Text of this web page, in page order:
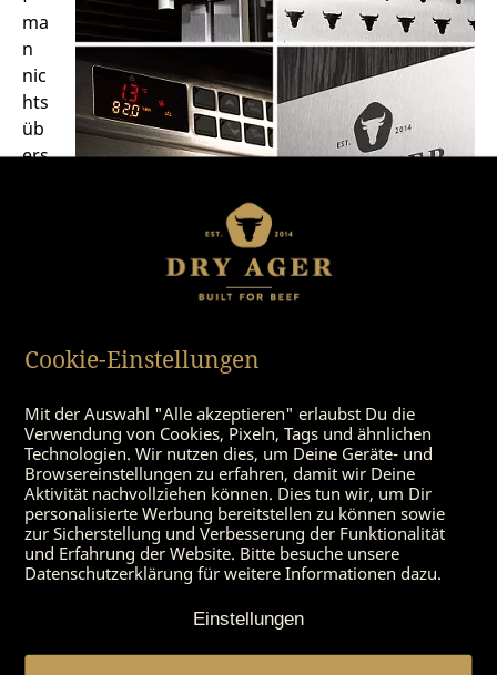
ma
n
nic
hts
üb
ers
aus gutem Material gebaut, sondern entsprechen
der Verbraucher. Damit dies gewährleistet ist,
arbeiten die Macher hinter dem DRY AGER® mit
Spezialisten. Der Reifeschrank wurde in vier langen
Jahren gemeinsam mit einem Lebensmittellabor und
zwei Metzgermeistern entwickelt und getestet. Aber
nicht nur diese haben den DRY AGER® für sehr gut
befunden, auchzahlreiche Tests in Fachzeitschriften
wie die Dry-Aging Experten „Der
Ludwig“ oder Ludwig Maurer belegen die gute
Qualität eines hochwertigen Produkts.
Cookie-Einstellungen
Mit der Auswahl "Alle akzeptieren" erlaubst Du die
Verwendung von Cookies, Pixeln, Tags und ähnlichen
Technologien. Wir nutzen dies, um Deine Geräte- und
Browsereinstellungen zu erfahren, damit wir Deine
Aktivität nachvollziehen können. Dies tun wir, um Dir
personalisierte Werbung bereitstellen zu können sowie
zur Sicherstellung und Verbesserung der Funktionalität
und Erfahrung der Website. Bitte besuche unsere
Datenschutzerklärung für weitere Informationen dazu.
Einstellungen